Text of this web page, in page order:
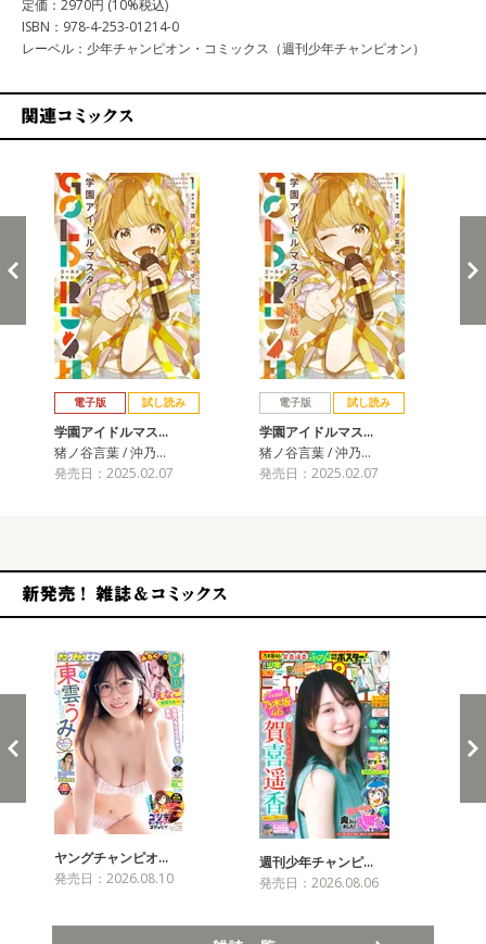
定価：2970円 (10%税込)
ISBN：978-4-253-01214-0
レーベル：少年チャンピオン・コミックス（週刊少年チャンピオン）
電子版 試し読み
学園アイドルマス…
猪ノ谷言葉 / 沖乃…
発売日：2025.02.07
電子版 試し読み
学園アイドルマス…
猪ノ谷言葉 / 沖乃…
発売日：2025.02.07
ヤングチャンピオ…
発売日：2026.08.10
週刊少年チャンピ…
発売日：2026.08.06